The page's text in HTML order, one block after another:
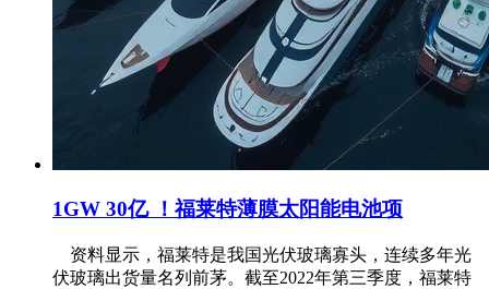
1GW 30亿 ！福莱特薄膜太阳能电池项
资料显示，福莱特是我国光伏玻璃寡头，连续多年光
伏玻璃出货量名列前茅。截至2022年第三季度，福莱特